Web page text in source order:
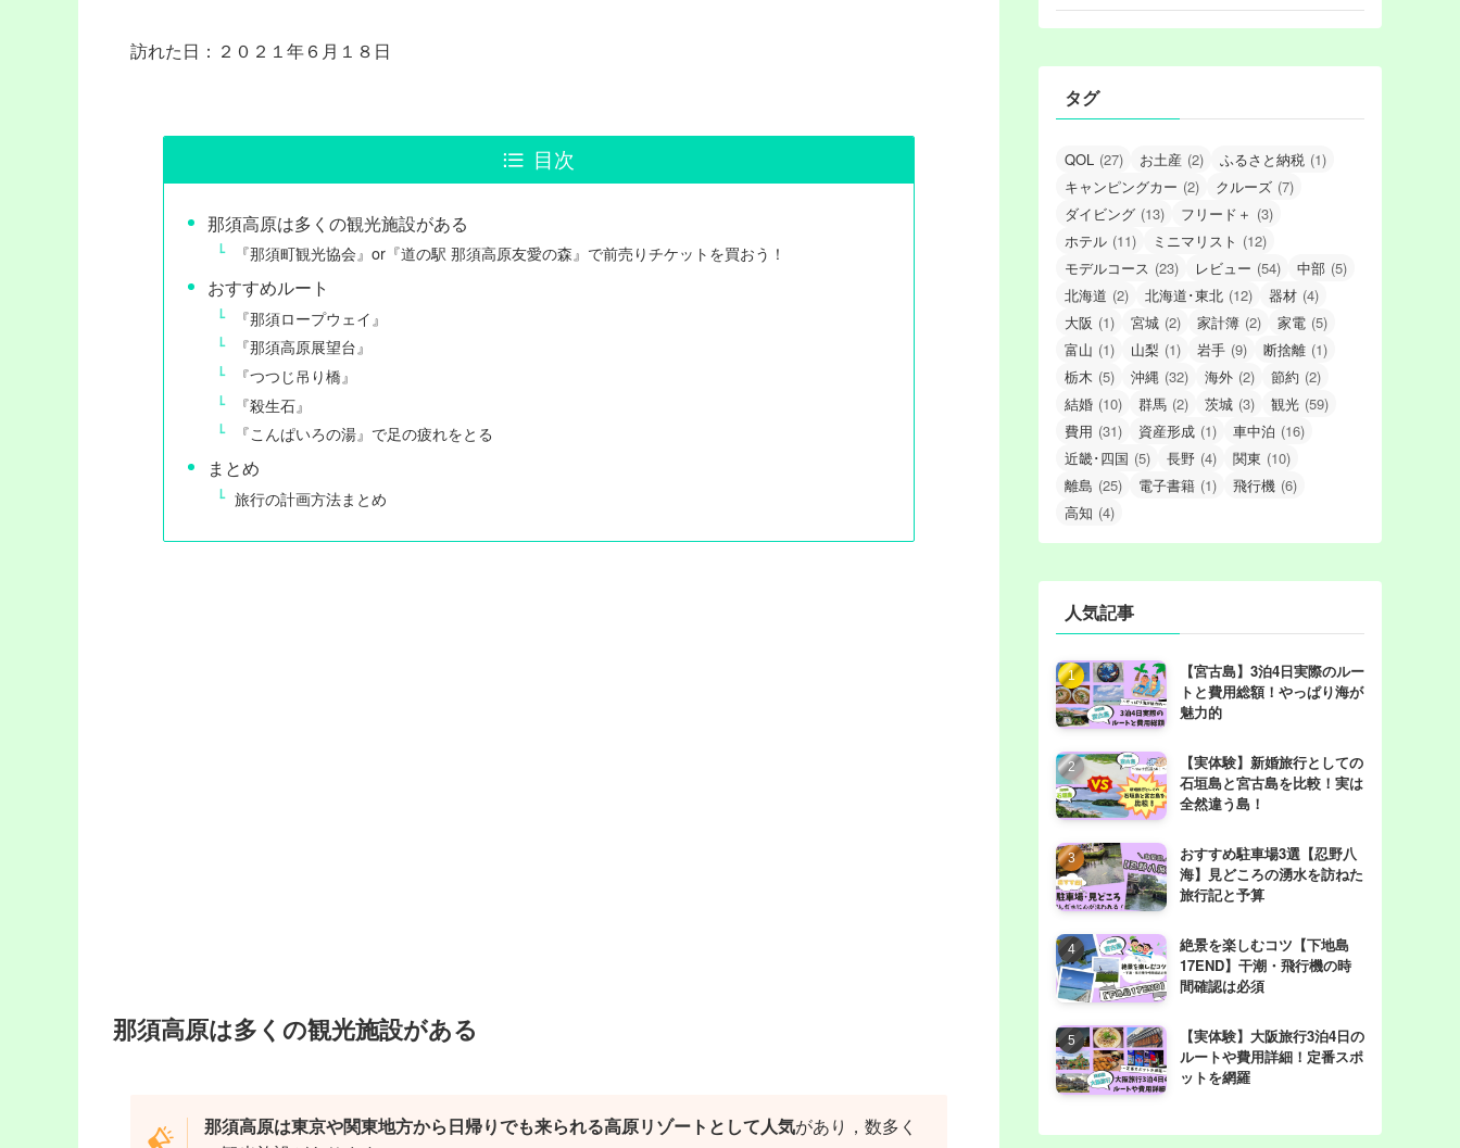
訪れた日：２０２１年６月１８日
目次
那須高原は多くの観光施設がある
『那須町観光協会』or『道の駅 那須高原友愛の森』で前売りチケットを買おう！
おすすめルート
『那須ロープウェイ』
『那須高原展望台』
『つつじ吊り橋』
『殺生石』
『こんぱいろの湯』で足の疲れをとる
まとめ
旅行の計画方法まとめ
那須高原は多くの観光施設がある
那須高原は東京や関東地方から日帰りでも来られる高原リゾートとして人気があり，数多く
タグ
QOL (27) お土産 (2) ふるさと納税 (1)
キャンピングカー (2) クルーズ (7)
ダイビング (13) フリード＋ (3)
ホテル (11) ミニマリスト (12)
モデルコース (23) レビュー (54) 中部 (5)
北海道 (2) 北海道･東北 (12) 器材 (4)
大阪 (1) 宮城 (2) 家計簿 (2) 家電 (5)
富山 (1) 山梨 (1) 岩手 (9) 断捨離 (1)
栃木 (5) 沖縄 (32) 海外 (2) 節約 (2)
結婚 (10) 群馬 (2) 茨城 (3) 観光 (59)
費用 (31) 資産形成 (1) 車中泊 (16)
近畿･四国 (5) 長野 (4) 関東 (10)
離島 (25) 電子書籍 (1) 飛行機 (6)
高知 (4)
人気記事
【宮古島】3泊4日実際のルー
トと費用総額！やっぱり海が
魅力的
【実体験】新婚旅行としての
石垣島と宮古島を比較！実は
全然違う島！
おすすめ駐車場3選【忍野八
海】見どころの湧水を訪ねた
旅行記と予算
絶景を楽しむコツ【下地島
17END】干潮・飛行機の時
間確認は必須
【実体験】大阪旅行3泊4日の
ルートや費用詳細！定番スポ
ットを網羅